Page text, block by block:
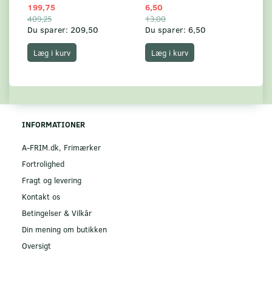
199,75
409,25
Du sparer: 209,50
Læg i kurv
6,50
13,00
Du sparer: 6,50
Læg i kurv
INFORMATIONER
A-FRIM.dk, Frimærker
Fortrolighed
Fragt og levering
Kontakt os
Betingelser & Vilkår
Din mening om butikken
Oversigt